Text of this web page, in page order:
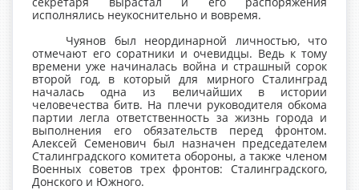
исполнялись неукоснительно и вовремя.
Чуянов был неординарной личностью, что
отмечают его соратники и очевидцы. Ведь к тому
времени уже начиналась война и страшный сорок
второй год, в который для мирного Сталинград
началась одна из величайших в истории
человечества битв. На плечи руководителя обкома
партии легла ответственность за жизнь города и
выполнения его обязательств перед фронтом.
Алексей Семенович был назначен председателем
Сталинградского комитета обороны, а также членом
Военных советов трех фронтов: Сталинградского,
Донского и Южного.